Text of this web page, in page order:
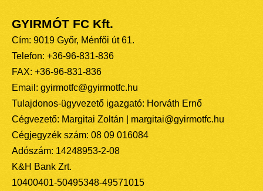
GYIRMÓT FC Kft.
Cím: 9019 Győr, Ménfői út 61.
Telefon: +36-96-831-836
FAX: +36-96-831-836
Email: gyirmotfc@gyirmotfc.hu
Tulajdonos-ügyvezető igazgató: Horváth Ernő
Cégvezető: Margitai Zoltán | margitai@gyirmotfc.hu
Cégjegyzék szám: 08 09 016084
Adószám: 14248953-2-08
K&H Bank Zrt.
10400401-50495348-49571015